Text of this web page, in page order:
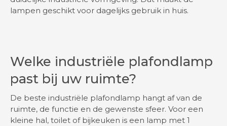
lampen geschikt voor dagelijks gebruik in huis.
Welke industriële plafondlamp
past bij uw ruimte?
De beste industriële plafondlamp hangt af van de
ruimte, de functie en de gewenste sfeer. Voor een
kleine hal, toilet of bijkeuken is een lamp met 1